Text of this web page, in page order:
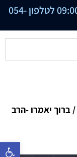
פתח סרגל
054-
/ ברוך יאמרו -הרב